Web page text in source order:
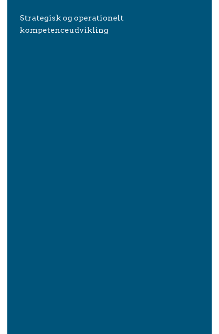
Strategisk og operationelt
kompetenceudvikling